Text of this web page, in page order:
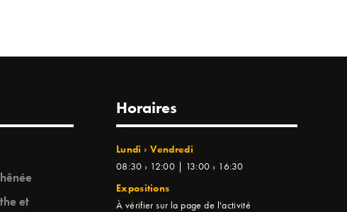
et
Horaires
Lundi › Vendredi
08:30 › 12:00 | 13:00 › 16:30
Expositions
À vérifier sur la page de l'activité